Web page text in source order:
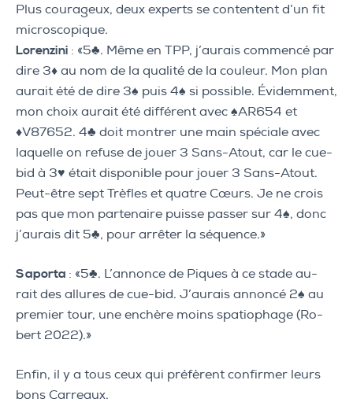
Plus courageux, deux experts se contentent d’un fit
microscopique.
Lorenzini : «5♣. Même en TPP, j’aurais commencé par
dire 3♦ au nom de la qualité de la couleur. Mon plan
aurait été de dire 3♠ puis 4♠ si possible. Évidemment,
mon choix aurait été différent avec ♠AR654 et
♦V87652. 4♣ doit montrer une main spéciale avec
laquelle on refuse de jouer 3 Sans-Atout, car le cue-
bid à 3♥ était disponible pour jouer 3 Sans-Atout.
Peut-être sept Trèfles et quatre Cœurs. Je ne crois
pas que mon partenaire puisse passer sur 4♠, donc
j’aurais dit 5♣, pour arrêter la séquence.»
Saporta : «5♣. L’annonce de Piques à ce stade au-
rait des allures de cue-bid. J’aurais annoncé 2♠ au
premier tour, une enchère moins spatiophage (Ro-
bert 2022).»
Enfin, il y a tous ceux qui préfèrent confirmer leurs
bons Carreaux.